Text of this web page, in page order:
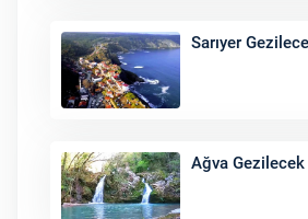
Sarıyer
Ağva Gezilecek